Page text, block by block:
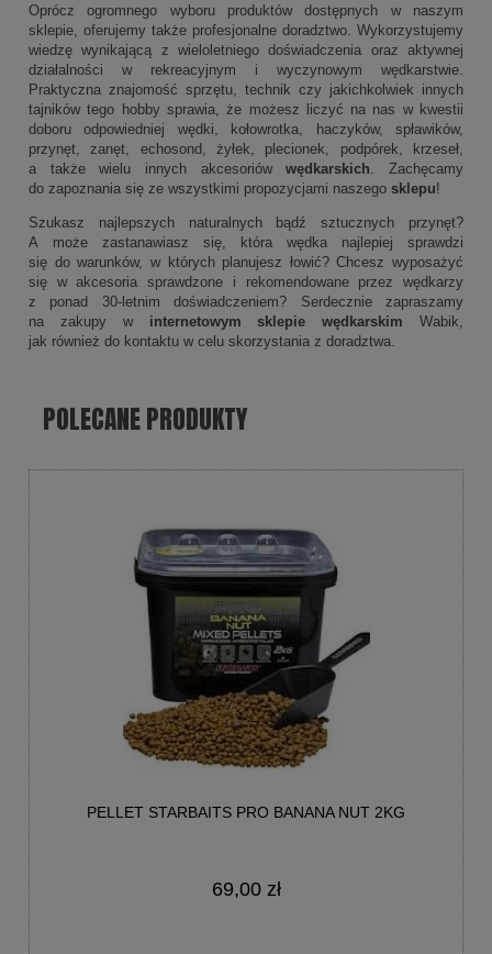
Oprócz ogromnego wyboru produktów dostępnych w naszym
sklepie, oferujemy także profesjonalne doradztwo. Wykorzystujemy
wiedzę wynikającą z wieloletniego doświadczenia oraz aktywnej
działalności w rekreacyjnym i wyczynowym wędkarstwie.
Praktyczna znajomość sprzętu, technik czy jakichkolwiek innych
tajników tego hobby sprawia, że możesz liczyć na nas w kwestii
doboru odpowiedniej wędki, kołowrotka, haczyków, spławików,
przynęt, zanęt, echosond, żyłek, plecionek, podpórek, krzeseł,
a także wielu innych akcesoriówwędkarskich . Zachęcamy
do zapoznania się ze wszystkimi propozycjami naszego sklepu!
Szukasz najlepszych naturalnych bądź sztucznych przynęt?
A może zastanawiasz się, która wędka najlepiej sprawdzi
się do warunków, w których planujesz łowić? Chcesz wyposażyć
się w akcesoria sprawdzone i rekomendowane przez wędkarzy
z ponad 30-letnim doświadczeniem? Serdecznie zapraszamy
na zakupy w internetowym sklepie wędkarskim Wabik,
jak również do kontaktu w celu skorzystania z doradztwa.
POLECANE PRODUKTY
PELLET STARBAITS PRO BANANA NUT 2KG
69,00 zł